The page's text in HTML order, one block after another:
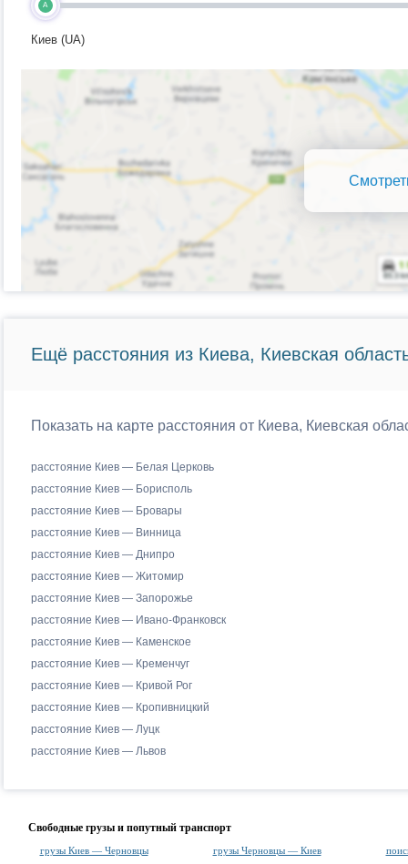
A
Киев (UA)
Ещё расстояния из Киева, Киевская
Показать на карте расстояния от Киева, Киевская
расстояние Киев — Белая Церковь
расстояние Киев — Борисполь
расстояние Киев — Бровары
расстояние Киев — Винница
расстояние Киев — Днипро
расстояние Киев — Житомир
расстояние Киев — Запорожье
расстояние Киев — Ивано-Франковск
расстояние Киев — Каменское
расстояние Киев — Кременчуг
расстояние Киев — Кривой Рог
расстояние Киев — Кропивницкий
расстояние Киев — Луцк
расстояние Киев — Львов
Свободные грузы и попутный транспорт
грузы Киев — Черновцы грузы Черновцы — Киев